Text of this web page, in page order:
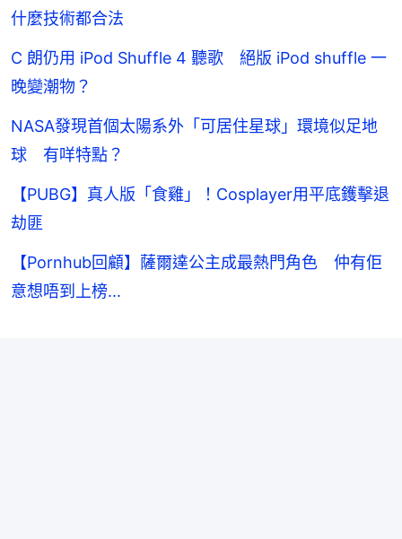
什麼技術都合法
C 朗仍用 iPod Shuffle 4 聽歌 絕版 iPod shuffle 一
晚變潮物？
NASA發現首個太陽系外「可居住星球」環境似足地
球 有咩特點？
【PUBG】真人版「食雞」！Cosplayer用平底鑊擊退
劫匪
【Pornhub回顧】薩爾達公主成最熱門角色 仲有佢
意想唔到上榜...